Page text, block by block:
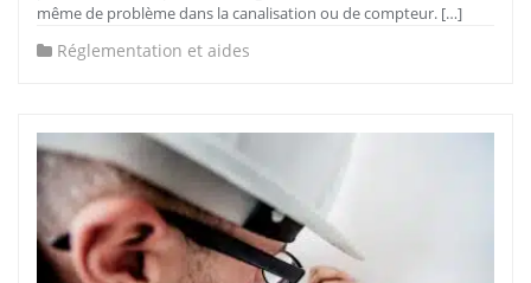
même de problème dans la canalisation ou de compteur. […]
Réglementation et aides